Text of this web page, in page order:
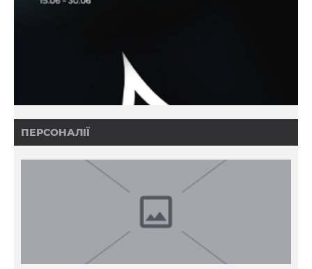
ПЕРСОНАЛІЇ